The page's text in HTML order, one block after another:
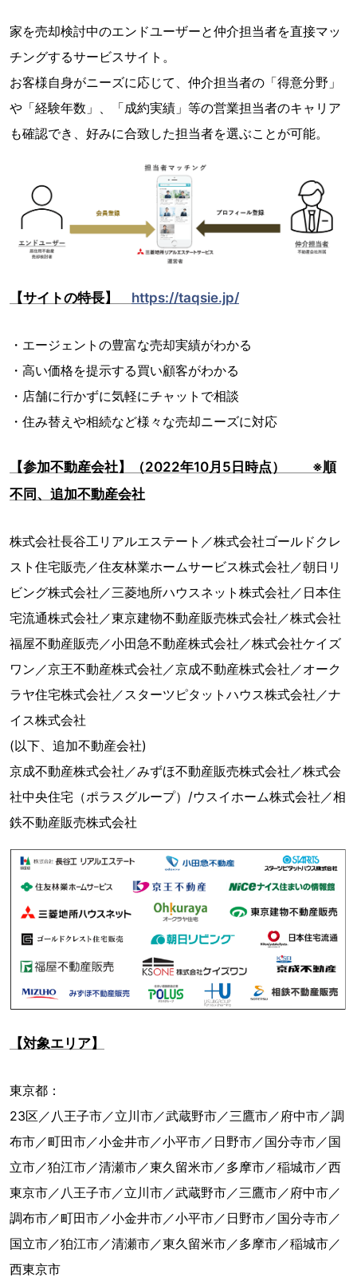
家を売却検討中のエンドユーザーと仲介担当者を直接マッ
チングするサービスサイト。
お客様自身がニーズに応じて、仲介担当者の「得意分野」
や「経験年数」、「成約実績」等の営業担当者のキャリア
も確認でき、好みに合致した担当者を選ぶことが可能。
【サイトの特長】 https://taqsie.jp/
・エージェントの豊富な売却実績がわかる
・高い価格を提示する買い顧客がわかる
・店舗に行かずに気軽にチャットで相談
・住み替えや相続など様々な売却ニーズに対応
【参加不動産会社】（2022年10月5日時点） ※順
不同、追加不動産会社
株式会社長谷工リアルエステート／株式会社ゴールドクレ
スト住宅販売／住友林業ホームサービス株式会社／朝日リ
ビング株式会社／三菱地所ハウスネット株式会社／日本住
宅流通株式会社／東京建物不動産販売株式会社／株式会社
福屋不動産販売／小田急不動産株式会社／株式会社ケイズ
ワン／京王不動産株式会社／京成不動産株式会社／オーク
ラヤ住宅株式会社／スターツピタットハウス株式会社／ナ
イス株式会社
(以下、追加不動産会社)
京成不動産株式会社／みずほ不動産販売株式会社／株式会
社中央住宅（ポラスグループ）/ウスイホーム株式会社／相
鉄不動産販売株式会社
【対象エリア】
東京都：
23区／八王子市／立川市／武蔵野市／三鷹市／府中市／調
布市／町田市／小金井市／小平市／日野市／国分寺市／国
立市／狛江市／清瀬市／東久留米市／多摩市／稲城市／西
東京市／八王子市／立川市／武蔵野市／三鷹市／府中市／
調布市／町田市／小金井市／小平市／日野市／国分寺市／
国立市／狛江市／清瀬市／東久留米市／多摩市／稲城市／
西東京市